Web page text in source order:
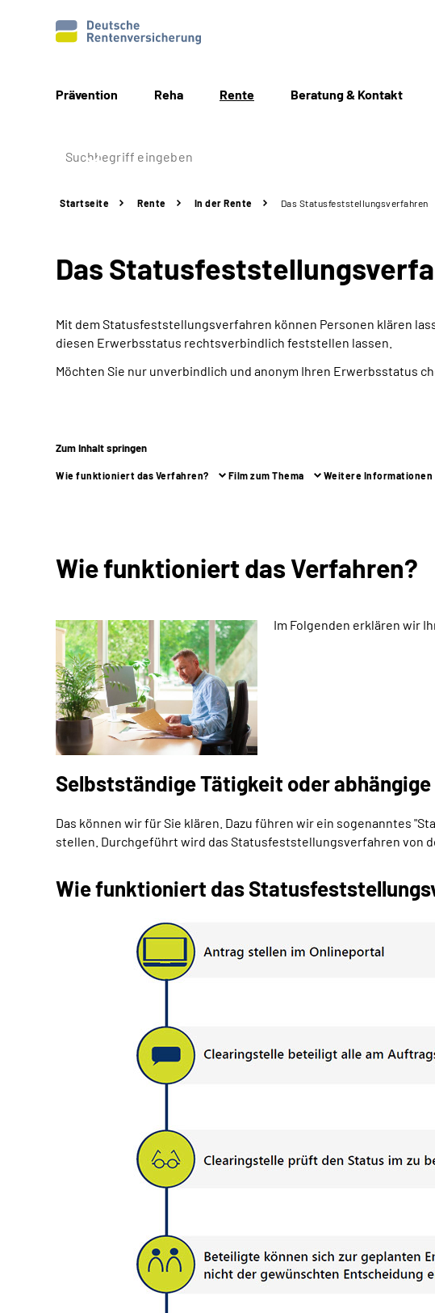
Prävention Reha Rente Beratung & Kontakt
Startseite Rente In der Rente Das Statusfeststellungs­verfahren
Das
Mit dem Statusfeststellungsverfahren können Personen klären
diesen Erwerbsstatus rechtsverbindlich feststellen lassen.
Möchten Sie nur unverbindlich und anonym Ihren Erwerbsstatus
Zum Inhalt springen
Wie funktioniert das Verfahren? Film zum Thema Weitere Informationen
Wie funktioniert das Verfahren?
Im Folgenden erklären wir
Selbstständige Tätigkeit oder
Das können wir für Sie klären. Dazu führen wir ein sogenanntes
stellen. Durchgeführt wird das Statusfeststellungsverfahren von
Wie funktioniert das